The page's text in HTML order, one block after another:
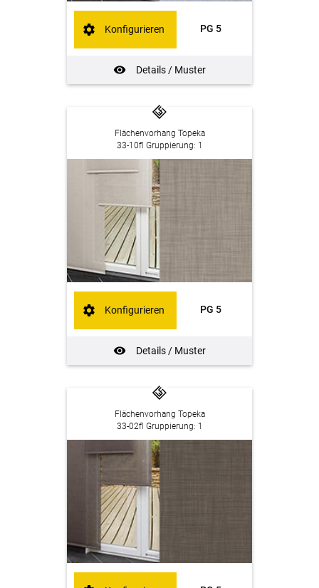
PG 5
Details / Muster
Konfigurieren
Flächenvorhang Topeka
33-10fl Gruppierung: 1
PG 5
Details / Muster
Konfigurieren
Flächenvorhang Topeka
33-02fl Gruppierung: 1